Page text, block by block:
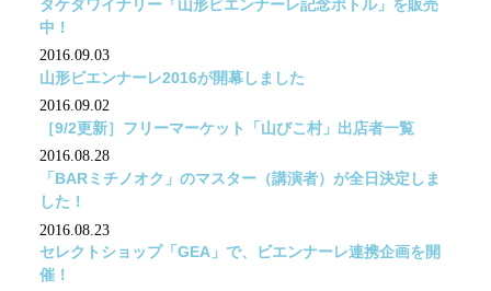
タケダワイナリー「山形ビエンナーレ記念ボトル」を販売
中！
2016.09.03
山形ビエンナーレ2016が開幕しました
2016.09.02
［9/2更新］フリーマーケット「山びこ村」出店者一覧
2016.08.28
「BARミチノオク」のマスター（講演者）が全日決定しま
した！
2016.08.23
セレクトショップ「GEA」で、ビエンナーレ連携企画を開
催！